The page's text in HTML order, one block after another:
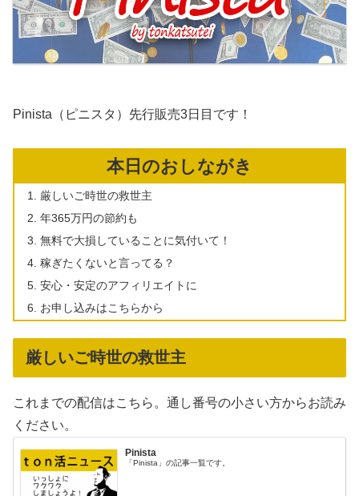
Pinista（ピニスタ）先行販売3日目です！
本日のおしながき
厳しいご時世の救世主
年365万円の節約も
無料で大損していることに気付いて！
稼ぎたくないと言ってる？
安心・安定のアフィリエイトに
お申し込みはこちらから
厳しいご時世の救世主
これまでの配信はこちら。通し番号の小さい方からお読み
ください。
Pinista
「Pinista」の記事一覧です。